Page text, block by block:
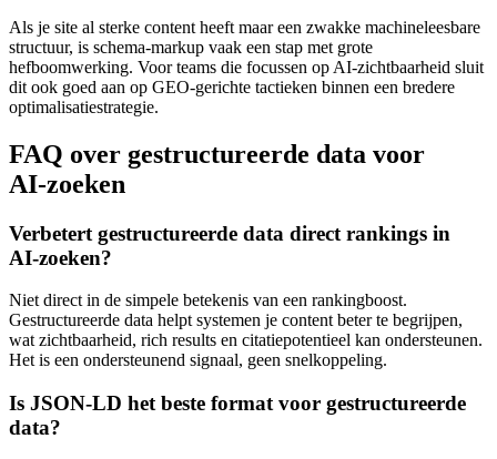
Als je site al sterke content heeft maar een zwakke machineleesbare
structuur, is schema‑markup vaak een stap met grote
hefboomwerking. Voor teams die focussen op AI‑zichtbaarheid sluit
dit ook goed aan op GEO‑gerichte tactieken binnen een bredere
optimalisatiestrategie.
FAQ over gestructureerde data voor
AI‑zoeken
Verbetert gestructureerde data direct rankings in
AI‑zoeken?
Niet direct in de simpele betekenis van een rankingboost.
Gestructureerde data helpt systemen je content beter te begrijpen,
wat zichtbaarheid, rich results en citatiepotentieel kan ondersteunen.
Het is een ondersteunend signaal, geen snelkoppeling.
Is JSON‑LD het beste format voor gestructureerde
data?